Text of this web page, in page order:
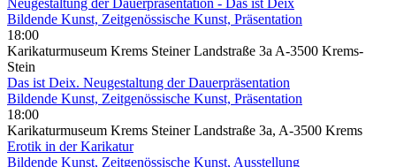
Bildende Kunst, Zeitgenössische Kunst, Präsentation
18:00
Karikaturmuseum Krems Steiner Landstraße 3a A-3500 Krems-
Stein
Das ist Deix. Neugestaltung der Dauerpräsentation
Bildende Kunst, Zeitgenössische Kunst, Präsentation
18:00
Karikaturmuseum Krems Steiner Landstraße 3a, A-3500 Krems
Erotik in der Karikatur
Bildende Kunst, Zeitgenössische Kunst, Ausstellung